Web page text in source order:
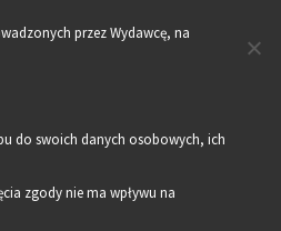
przez Wydawcę, na
do swoich danych osobowych, ich
zgody nie ma wpływu na